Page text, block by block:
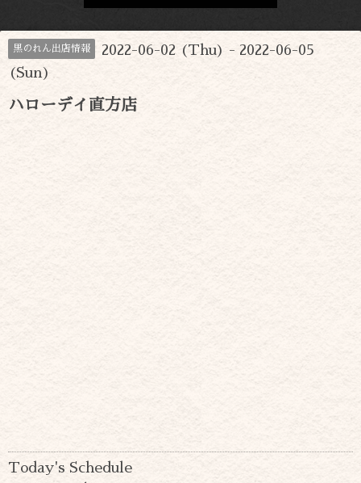
黒のれん出店情報
2022-06-02 (Thu) - 2022-06-05
(Sun)
ハローデイ直方店
Today's Schedule